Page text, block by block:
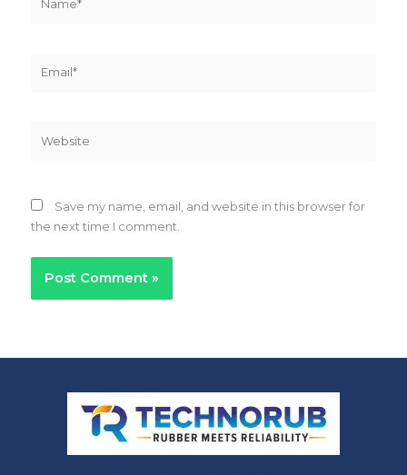
Save my name, email, and website in this browser for
the next time I comment.